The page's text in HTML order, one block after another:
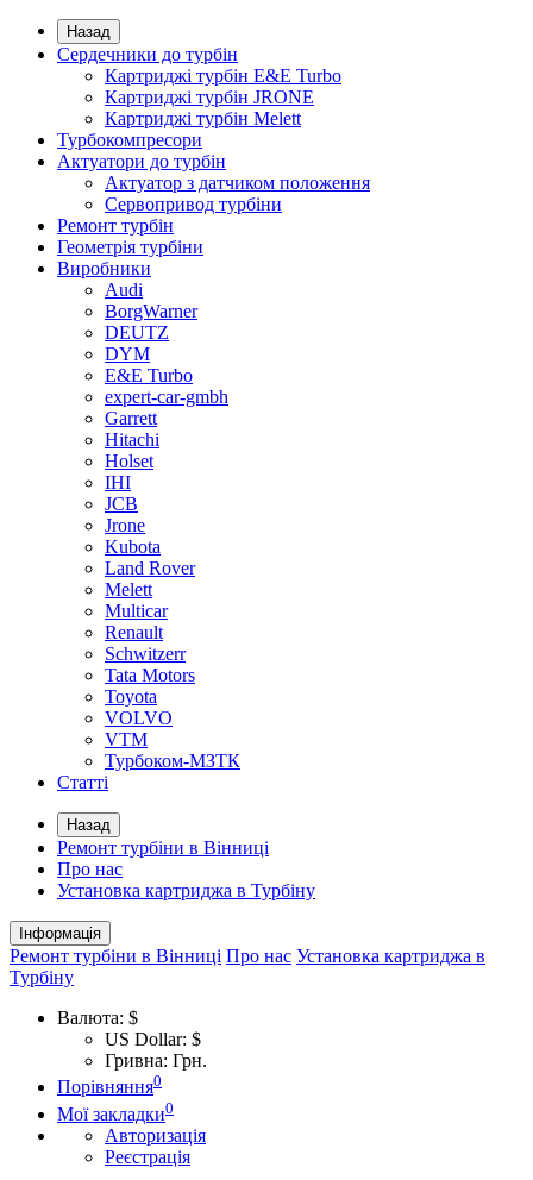
Назад
Сердечники до турбін
Картриджі турбін E&E Turbo
Картриджі турбін JRONE
Картриджі турбін Melett
Турбокомпресори
Актуатори до турбін
Актуатор з датчиком положення
Сервопривод турбіни
Ремонт турбін
Геометрія турбіни
Виробники
Audi
BorgWarner
DEUTZ
DYM
E&E Turbo
expert-car-gmbh
Garrett
Hitachi
Holset
IHI
JCB
Jrone
Kubota
Land Rover
Melett
Multicar
Renault
Schwitzerr
Tata Motors
Toyota
VOLVO
VTM
Турбоком-МЗТК
Статті
Назад
Ремонт турбіни в Вінниці
Про нас
Установка картриджа в Турбіну
Інформація
Ремонт турбіни в Вінниці Про нас Установка картриджа в
Турбіну
Валюта: $
US Dollar: $
Гривна: Грн.
Порівняння0
Мої закладки0
Авторизація
Реєстрація